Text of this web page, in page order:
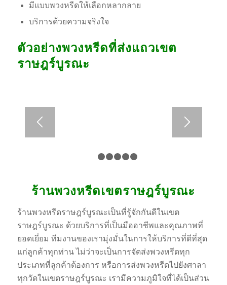
มีแบบพวงหรีดให้เลือกหลากลาย
บริการด้วยความจริงใจ
ตัวอย่างพวงหรีดที่ส่งแถวเขต
ราษฎร์บูรณะ
ร้านพวงหรีดเขตราษฎร์บูรณะ
ร้านพวงหรีดราษฎร์บูรณะเป็นที่รู้จักกันดีในเขต
ราษฎร์บูรณะ ด้วยบริการที่เป็นมืออาชีพและคุณภาพที่
ยอดเยี่ยม ทีมงานของเรามุ่งมั่นในการให้บริการที่ดีที่สุด
แก่ลูกค้าทุกท่าน ไม่ว่าจะเป็นการจัดส่งพวงหรีดทุก
ประเภทที่ลูกค้าต้องการ หรือการส่งพวงหรีดไปยังศาลา
ทุกวัดในเขตราษฎร์บูรณะ เรามีความภูมิใจที่ได้เป็นส่วน